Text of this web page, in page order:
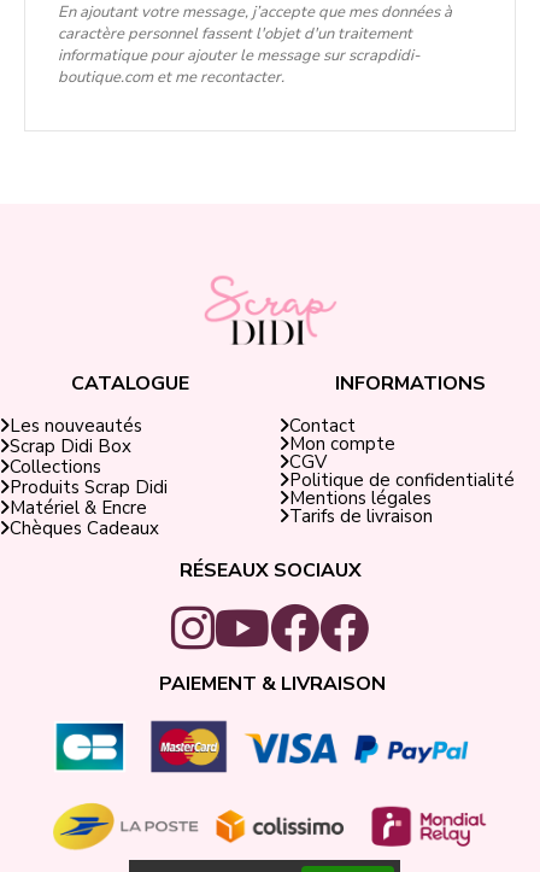
En ajoutant votre message, j’accepte que mes données à
caractère personnel fassent l'objet d'un traitement
informatique pour ajouter le message sur scrapdidi-
boutique.com et me recontacter.
CATALOGUE
Les nouveautés
Scrap Didi Box
Collections
Produits Scrap Didi
Matériel & Encre
Chèques Cadeaux
INFORMATIONS
Contact
Mon compte
CGV
Politique de confidentialité
Mentions légales
Tarifs de livraison
RÉSEAUX SOCIAUX
PAIEMENT & LIVRAISON